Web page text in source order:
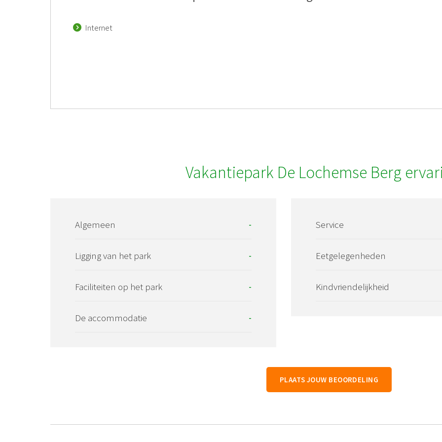
Internet
Vakantiepark De Lochemse Berg
Algemeen -
Ligging van het park -
Faciliteiten op het park -
De accommodatie -
Service
Eetgelegenheden
Kindvriendelijkheid
PLAATS JOUW BEOORDELING